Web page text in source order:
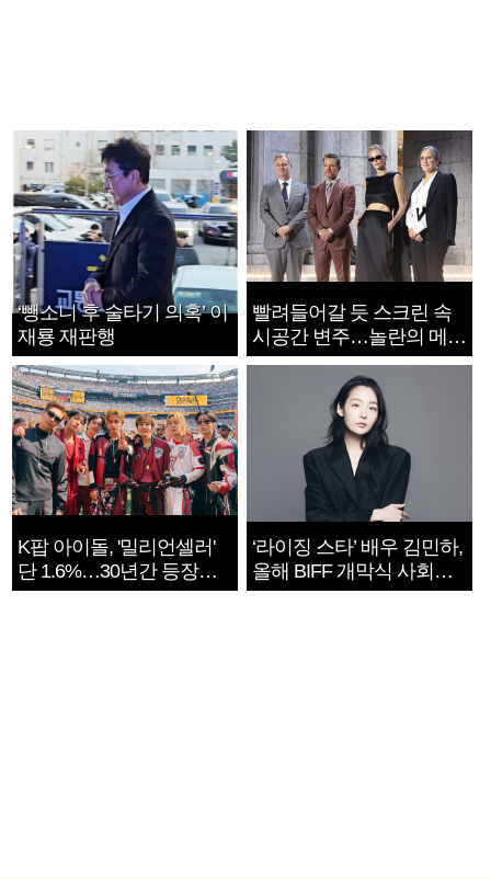
‘뺑소니 후 술타기 의혹’ 이
재룡 재판행
빨려들어갈 듯 스크린 속
시공간 변주…놀란의 메시
지는 ‘전쟁 속죄’
K팝 아이돌, '밀리언셀러'
단 1.6%…30년간 등장
1182개팀 전수조사
‘라이징 스타’ 배우 김민하,
올해 BIFF 개막식 사회자
확정